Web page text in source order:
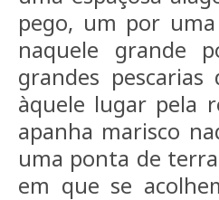
pego, um por
naquele grande
grandes
àquele lugar pela
apanha marisco
uma ponta de
em que se